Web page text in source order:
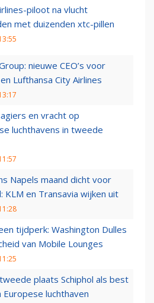
piloot na vlucht
met duizenden xtc-pillen
nieuwe CEO’s voor
Lufthansa City Airlines
en vracht op
luchthavens in tweede
Napels maand dicht voor
KLM en Transavia wijken uit
tijdperk: Washington Dulles
van Mobile Lounges
plaats Schiphol als best
luchthaven